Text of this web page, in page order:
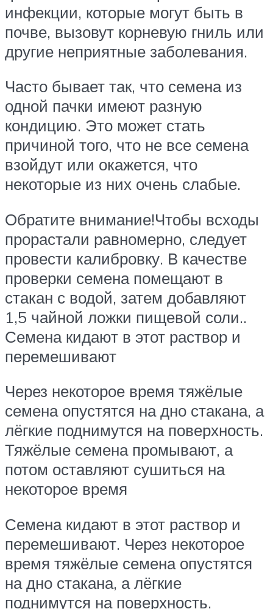
инфекции, которые могут быть в
почве, вызовут корневую гниль или
другие неприятные заболевания.
Часто бывает так, что семена из
одной пачки имеют разную
кондицию. Это может стать
причиной того, что не все семена
взойдут или окажется, что
некоторые из них очень слабые.
Обратите внимание!Чтобы всходы
прорастали равномерно, следует
провести калибровку. В качестве
проверки семена помещают в
стакан с водой, затем добавляют
1,5 чайной ложки пищевой соли..
Семена кидают в этот раствор и
перемешивают
Через некоторое время тяжёлые
семена опустятся на дно стакана, а
лёгкие поднимутся на поверхность.
Тяжёлые семена промывают, а
потом оставляют сушиться на
некоторое время
Семена кидают в этот раствор и
перемешивают. Через некоторое
время тяжёлые семена опустятся
на дно стакана, а лёгкие
поднимутся на поверхность.